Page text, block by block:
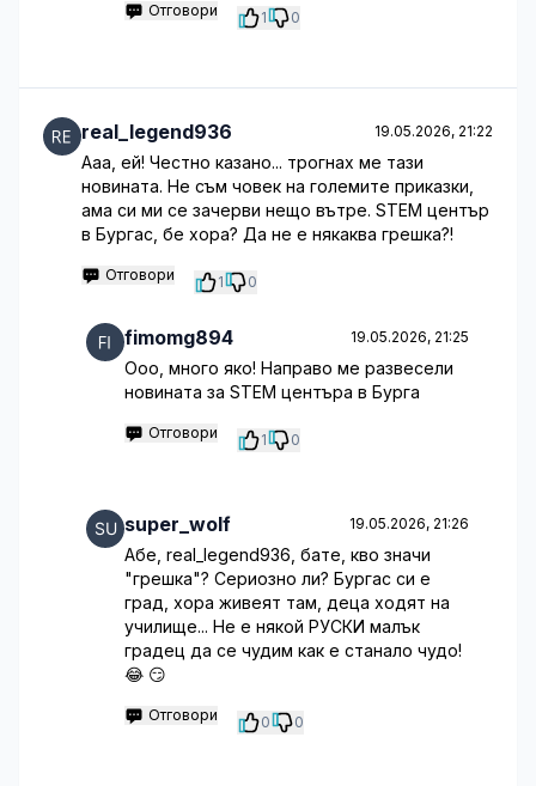
Отговори 1 0
real_legend936 19.05.2026, 21:22
Ааа, ей! Честно казано... трогнах ме тази
новината. Не съм човек на големите приказки,
ама си ми се зачерви нещо вътре. STEM център
в Бургас, бе хора? Да не е някаква грешка?!
Отговори 1 0
fimomg894 19.05.2026, 21:25
Ооо, много яко! Направо ме развесели
новината за STEM центъра в Бурга
Отговори 1 0
super_wolf 19.05.2026, 21:26
Абе, real_legend936, бате, кво значи
"грешка"? Сериозно ли? Бургас си е
град, хора живеят там, деца ходят на
училище... Не е някой РУСКИ малък
градец да се чудим как е станало чудо!
😂 😏
Отговори 0 0